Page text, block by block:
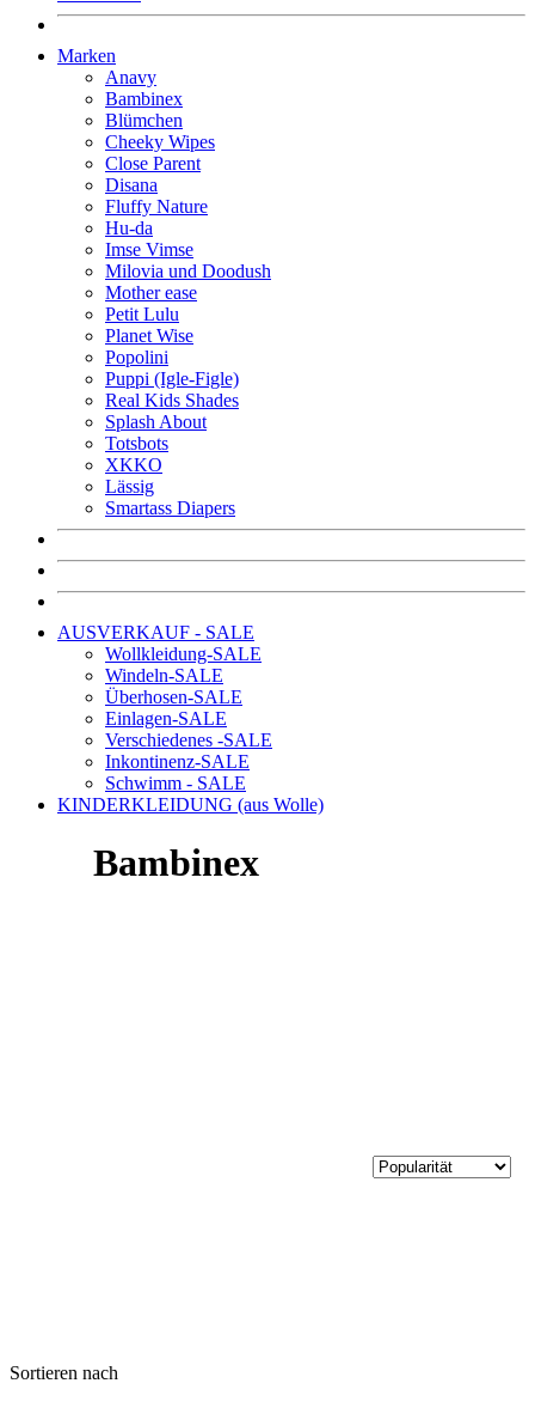
Marken
Anavy
Bambinex
Blümchen
Cheeky Wipes
Close Parent
Disana
Fluffy Nature
Hu-da
Imse Vimse
Milovia und Doodush
Mother ease
Petit Lulu
Planet Wise
Popolini
Puppi (Igle-Figle)
Real Kids Shades
Splash About
Totsbots
XKKO
Lässig
Smartass Diapers
AUSVERKAUF - SALE
Wollkleidung-SALE
Windeln-SALE
Überhosen-SALE
Einlagen-SALE
Verschiedenes -SALE
Inkontinenz-SALE
Schwimm - SALE
KINDERKLEIDUNG (aus Wolle)
Bambinex
Sortieren nach